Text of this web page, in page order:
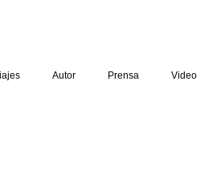
Autor Prensa Video